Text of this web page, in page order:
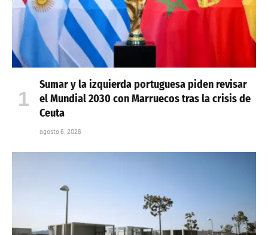
Sumar y la izquierda portuguesa piden revisar
el Mundial 2030 con Marruecos tras la crisis de
Ceuta
agosto 6, 2026